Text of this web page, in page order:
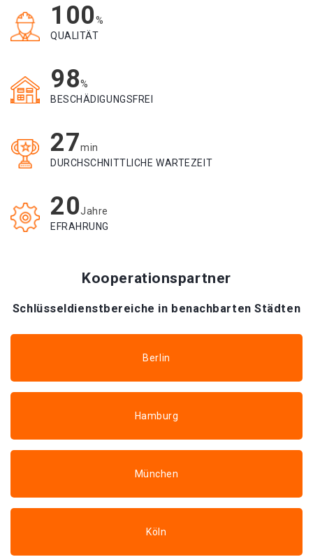
100%
QUALITÄT
98%
BESCHÄDIGUNGSFREI
27min
DURCHSCHNITTLICHE WARTEZEIT
20Jahre
EFRAHRUNG
Kooperationspartner
Schlüsseldienstbereiche in benachbarten Städten
Berlin
Hamburg
München
Köln